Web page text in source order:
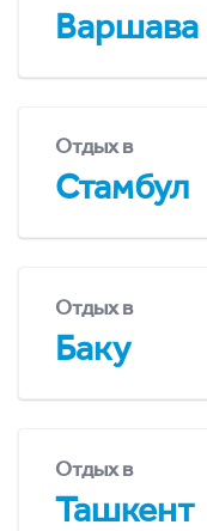
Варшава
Отдых в
Стамбул
Отдых в
Баку
Отдых в
Ташкент